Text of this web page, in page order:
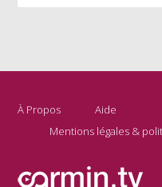
À Propos
Aide
Mentions légales &